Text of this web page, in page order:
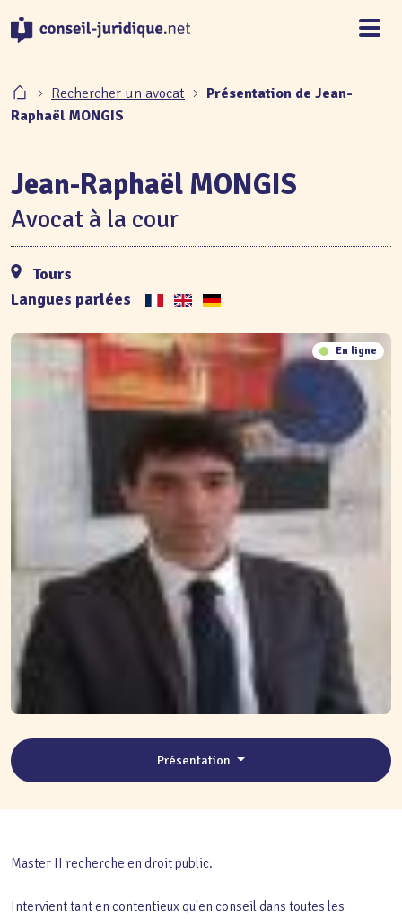
Rechercher un avocat
Présentation de Jean-
Raphaël MONGIS
En ligne
Jean-Raphaël MONGIS
Avocat à la cour
Tours
Langues parlées
Présentation
Master II recherche en droit public.
Intervient tant en contentieux qu'en conseil dans toutes les